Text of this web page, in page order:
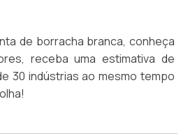
de borracha branca, conheça
receba uma estimativa de
30 indústrias ao mesmo tempo